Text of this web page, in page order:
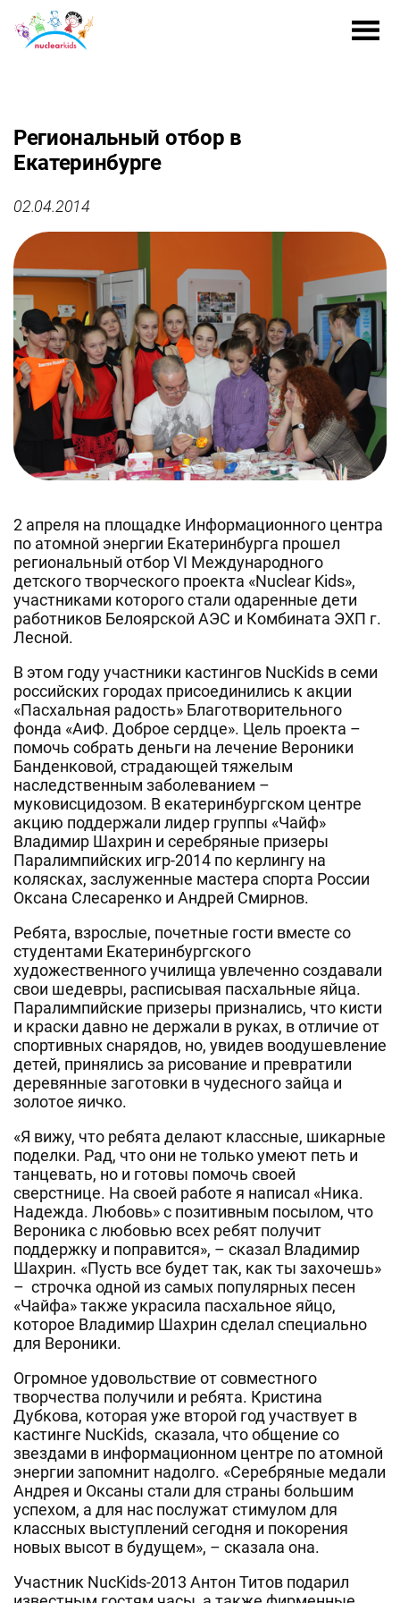
Региональный отбор в
Екатеринбурге
02.04.2014
2 апреля на площадке Информационного центра
по атомной энергии Екатеринбурга прошел
региональный отбор VI Международного
детского творческого проекта «Nuclear Kids»,
участниками которого стали одаренные дети
работников Белоярской АЭС и Комбината ЭХП г.
Лесной.
В этом году участники кастингов NucKids в семи
российских городах присоединились к акции
«Пасхальная радость» Благотворительного
фонда «АиФ. Доброе сердце». Цель проекта –
помочь собрать деньги на лечение Вероники
Банденковой, страдающей тяжелым
наследственным заболеванием –
муковисцидозом. В екатеринбургском центре
акцию поддержали лидер группы «Чайф»
Владимир Шахрин и серебряные призеры
Паралимпийских игр-2014 по керлингу на
колясках, заслуженные мастера спорта России
Оксана Слесаренко и Андрей Смирнов.
Ребята, взрослые, почетные гости вместе со
студентами Екатеринбургского
художественного училища увлеченно создавали
свои шедевры, расписывая пасхальные яйца.
Паралимпийские призеры признались, что кисти
и краски давно не держали в руках, в отличие от
спортивных снарядов, но, увидев воодушевление
детей, принялись за рисование и превратили
деревянные заготовки в чудесного зайца и
золотое яичко.
«Я вижу, что ребята делают классные, шикарные
поделки. Рад, что они не только умеют петь и
танцевать, но и готовы помочь своей
сверстнице. На своей работе я написал «Ника.
Надежда. Любовь» с позитивным посылом, что
Вероника с любовью всех ребят получит
поддержку и поправится», – сказал Владимир
Шахрин. «Пусть все будет так, как ты захочешь»
– строчка одной из самых популярных песен
«Чайфа» также украсила пасхальное яйцо,
которое Владимир Шахрин сделал специально
для Вероники.
Огромное удовольствие от совместного
творчества получили и ребята. Кристина
Дубкова, которая уже второй год участвует в
кастинге NucKids, сказала, что общение со
звездами в информационном центре по атомной
энергии запомнит надолго. «Серебряные медали
Андрея и Оксаны стали для страны большим
успехом, а для нас послужат стимулом для
классных выступлений сегодня и покорения
новых высот в будущем», – сказала она.
Участник NucKids-2013 Антон Титов подарил